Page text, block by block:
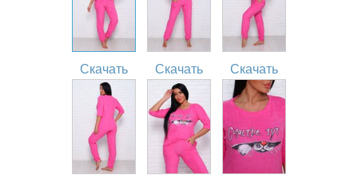
Скачать Скачать Скачать